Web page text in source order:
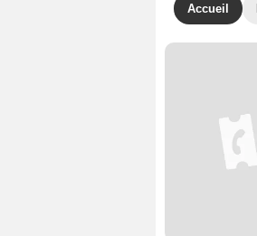
Accueil